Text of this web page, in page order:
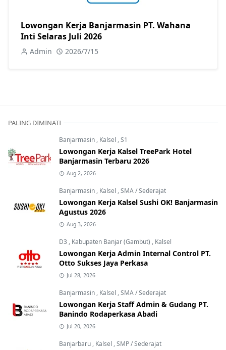
Lowongan Kerja Banjarmasin PT. Wahana
Inti Selaras Juli 2026
Admin 2026/7/15
PALING DIMINATI
Banjarmasin , Kalsel ,S1
Lowongan Kerja Kalsel TreePark Hotel
Banjarmasin Terbaru 2026
Aug 2, 2026
Banjarmasin , Kalsel ,SMA / Sederajat
Lowongan Kerja Kalsel Sushi OK! Banjarmasin
Agustus 2026
Aug 3, 2026
D3 , Kabupaten Banjar (Gambut) , Kalsel
Lowongan Kerja Admin Internal Control PT.
Otto Sukses Jaya Perkasa
Jul 28, 2026
Banjarmasin , Kalsel ,SMA / Sederajat
Lowongan Kerja Staff Admin & Gudang PT.
Banindo Rodaperkasa Abadi
Jul 20, 2026
Banjarbaru , Kalsel ,SMP / Sederajat